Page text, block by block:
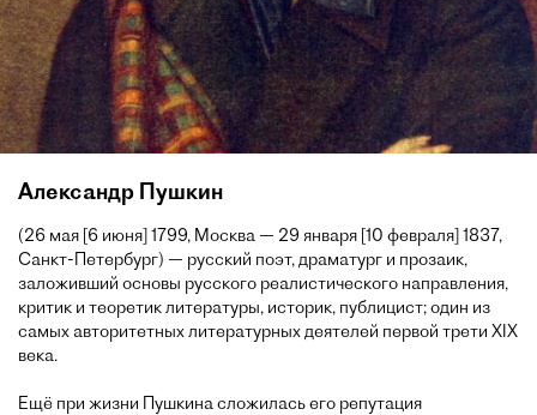
Александр Пушкин
(26 мая [6 июня] 1799, Москва — 29 января [10 февраля] 1837,
Санкт-Петербург) — русский поэт, драматург и прозаик,
заложивший основы русского реалистического направления,
критик и теоретик литературы, историк, публицист; один из
самых авторитетных литературных деятелей первой трети XIX
века.
Ещё при жизни Пушкина сложилась его репутация